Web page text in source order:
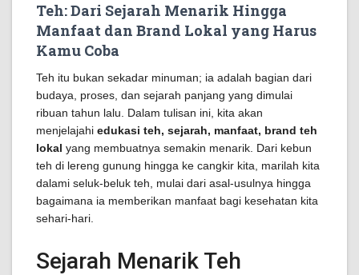
Teh: Dari Sejarah Menarik Hingga
Manfaat dan Brand Lokal yang Harus
Kamu Coba
Teh itu bukan sekadar minuman; ia adalah bagian dari
budaya, proses, dan sejarah panjang yang dimulai
ribuan tahun lalu. Dalam tulisan ini, kita akan
menjelajahi edukasi teh, sejarah, manfaat, brand teh
lokal yang membuatnya semakin menarik. Dari kebun
teh di lereng gunung hingga ke cangkir kita, marilah kita
dalami seluk-beluk teh, mulai dari asal-usulnya hingga
bagaimana ia memberikan manfaat bagi kesehatan kita
sehari-hari.
Sejarah Menarik Teh